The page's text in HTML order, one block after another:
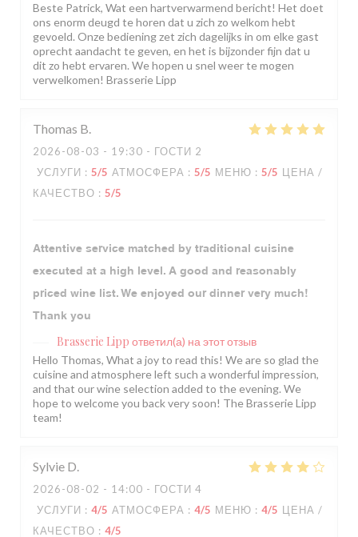
Beste Patrick, Wat een hartverwarmend bericht! Het doet
ons enorm deugd te horen dat u zich zo welkom hebt
gevoeld. Onze bediening zet zich dagelijks in om elke gast
oprecht aandacht te geven, en het is bijzonder fijn dat u
dit zo hebt ervaren. We hopen u snel weer te mogen
verwelkomen! Brasserie Lipp
Thomas B
2026-08-03 - 19:30 - ГОСТИ 2
УСЛУГИ : 5/5 АТМОСФЕРА : 5/5 МЕНЮ : 5/5 ЦЕНА /
КАЧЕСТВО : 5/5
Attentive service matched by traditional cuisine
executed at a high level. A good and reasonably
priced wine list. We enjoyed our dinner very much!
Thank you
Brasserie Lipp ответил(а) на этот отзыв
Hello Thomas, What a joy to read this! We are so glad the
cuisine and atmosphere left such a wonderful impression,
and that our wine selection added to the evening. We
hope to welcome you back very soon! The Brasserie Lipp
team!
Sylvie D
2026-08-02 - 14:00 - ГОСТИ 4
УСЛУГИ : 4/5 АТМОСФЕРА : 4/5 МЕНЮ : 4/5 ЦЕНА /
КАЧЕСТВО : 4/5